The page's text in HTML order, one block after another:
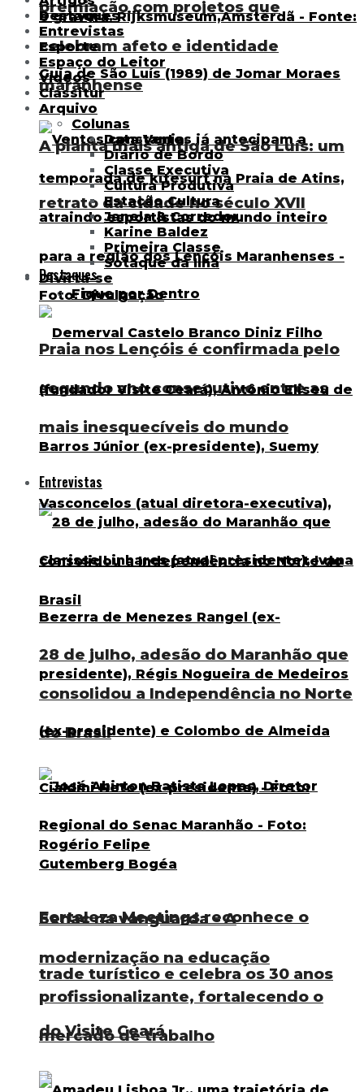
premiação com projetos que
celebram afeto e identidade
maranhense
Praia nos Lençóis é confirmada pelo
segundo ano consecutivo entre as
mais inesquecíveis do mundo
Entrevistas
28 de julho, adesão do Maranhão que
consolidou a Independência no Norte
do Brasil
Senac na vanguarda – A
modernização na educação
profissionalizante, fortalecendo o
mercado de trabalho
A planta mais antiga de São Luís: um
retrato da cidade no século XVII
Destaques
Fortaleza Meetings reconhece o
trade turístico e celebra os 30 anos
do Visite Ceará
Destaques
Entrevistas
Esporte
Espaço do Leitor
Vídeos
Classitur
Arquivo
Colunas
Data Venia
Diário de Bordo
Classe Executiva
Cultura Produtiva
Estação Cultura
Janela & Corredor
Karine Baldez
Primeira Classe
Sotaque da Ilha
Divirta-se
Fique por Dentro